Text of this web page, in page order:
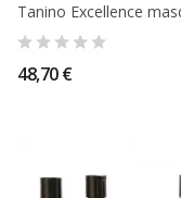
48,70 €